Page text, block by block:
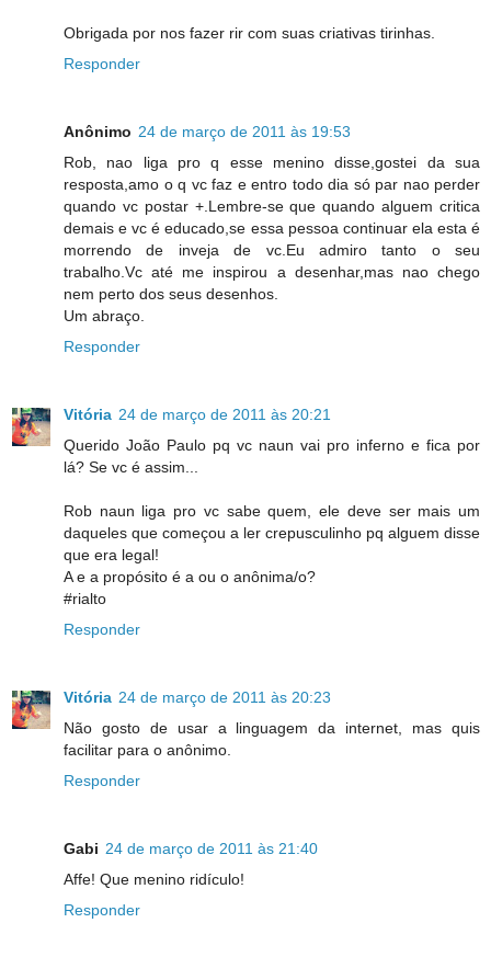
Obrigada por nos fazer rir com suas criativas tirinhas.
Responder
Anônimo 24 de março de 2011 às 19:53
Rob, nao liga pro q esse menino disse,gostei da sua
resposta,amo o q vc faz e entro todo dia só par nao perder
quando vc postar +.Lembre-se que quando alguem critica
demais e vc é educado,se essa pessoa continuar ela esta é
morrendo de inveja de vc.Eu admiro tanto o seu
trabalho.Vc até me inspirou a desenhar,mas nao chego
nem perto dos seus desenhos.
Um abraço.
Responder
Vitória 24 de março de 2011 às 20:21
Querido João Paulo pq vc naun vai pro inferno e fica por
lá? Se vc é assim...
Rob naun liga pro vc sabe quem, ele deve ser mais um
daqueles que começou a ler crepusculinho pq alguem disse
que era legal!
A e a propósito é a ou o anônima/o?
#rialto
Responder
Vitória 24 de março de 2011 às 20:23
Não gosto de usar a linguagem da internet, mas quis
facilitar para o anônimo.
Responder
Gabi 24 de março de 2011 às 21:40
Affe! Que menino ridículo!
Responder